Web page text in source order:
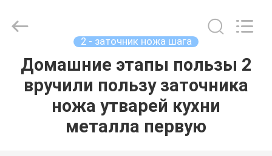
ДОМОЙ
ПРОДУКТЫ
Appliance
Reserved.
2 - заточник ножа шага
Домашние этапы пользы 2
вручили пользу заточника
ножа утварей кухни
металла первую